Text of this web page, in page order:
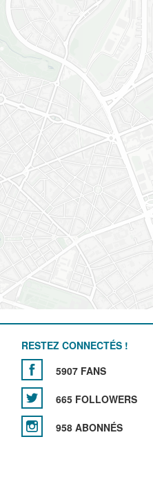
RESTEZ CONNECTÉS !
5907 FANS
665 FOLLOWERS
958 ABONNÉS